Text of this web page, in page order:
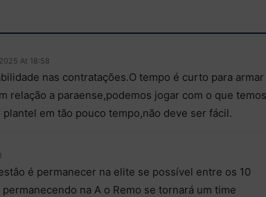
At 18:58
nas contratações.O tempo é curto para armar
relação a paraense,podemos jogar com o que temos
em tão pouco tempo,não deve ser fácil.
é permanecer na elite se possível entre os 10
na A o Remo se tornará um time